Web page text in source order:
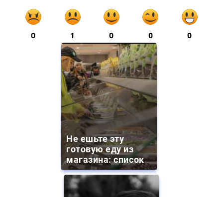
0 1 0 0 0
Не ешьте эту
готовую еду из
магазина: список